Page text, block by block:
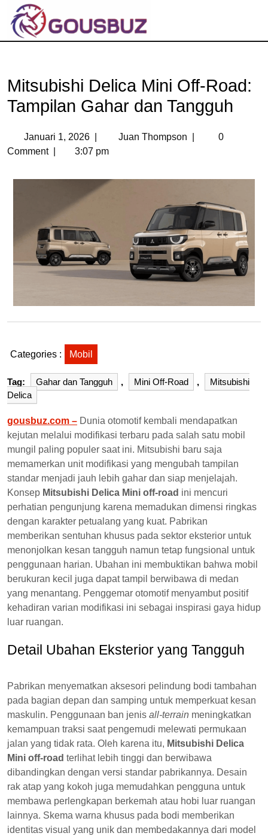
Mitsubishi Delica Mini Off-Road:
Tampilan Gahar dan Tangguh
Januari 1, 2026 Juan Thompson
0
Comment
3:07 pm
Categories : Mobil
Tag: Gahar dan Tangguh , Mini Off-Road ,
Mitsubishi
Delica
gousbuz.com – Dunia otomotif kembali mendapatkan
kejutan melalui modifikasi terbaru pada salah satu mobil
mungil paling populer saat ini. Mitsubishi baru saja
memamerkan unit modifikasi yang mengubah tampilan
standar menjadi jauh lebih gahar dan siap menjelajah.
Konsep Mitsubishi Delica Mini off-road ini mencuri
perhatian pengunjung karena memadukan dimensi ringkas
dengan karakter petualang yang kuat. Pabrikan
memberikan sentuhan khusus pada sektor eksterior untuk
menonjolkan kesan tangguh namun tetap fungsional untuk
penggunaan harian. Ubahan ini membuktikan bahwa mobil
berukuran kecil juga dapat tampil berwibawa di medan
yang menantang. Penggemar otomotif menyambut positif
kehadiran varian modifikasi ini sebagai inspirasi gaya hidup
luar ruangan.
Detail Ubahan Eksterior yang Tangguh
Pabrikan menyematkan aksesori pelindung bodi tambahan
pada bagian depan dan samping untuk memperkuat kesan
maskulin. Penggunaan ban jenis all-terrain meningkatkan
kemampuan traksi saat pengemudi melewati permukaan
jalan yang tidak rata. Oleh karena itu, Mitsubishi Delica
Mini off-road terlihat lebih tinggi dan berwibawa
dibandingkan dengan versi standar pabrikannya. Desain
rak atap yang kokoh juga memudahkan pengguna untuk
membawa perlengkapan berkemah atau hobi luar ruangan
lainnya. Skema warna khusus pada bodi memberikan
identitas visual yang unik dan membedakannya dari model